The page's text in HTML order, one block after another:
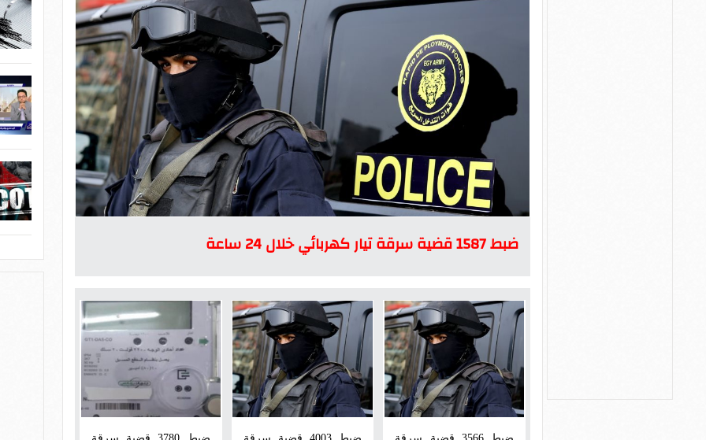
ضبط 1587 قضية سرقة تيار كهربائي خلال 24 ساعة